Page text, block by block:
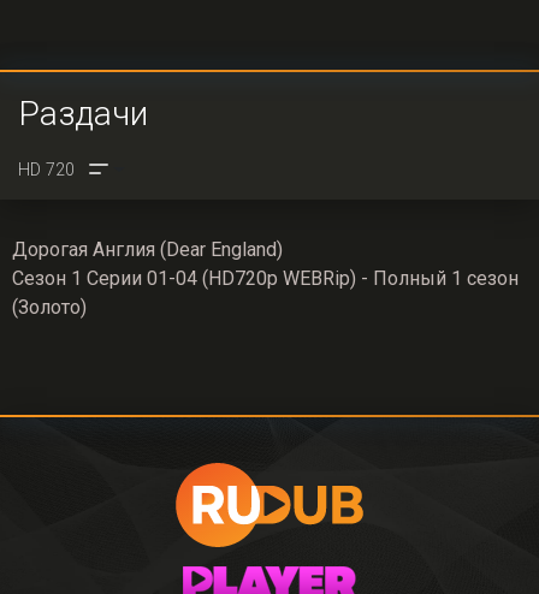
Раздачи
Дорогая Англия (Dear England)
Сезон 1 Серии 01-04 (HD720p WEBRip) - Полный 1 сезон
(Золото)